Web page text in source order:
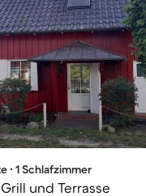
∙ 1 Schlafzimmer
und Terrasse